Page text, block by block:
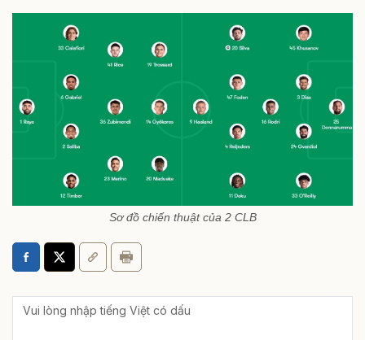
Sơ đồ chiến thuật của 2 CLB